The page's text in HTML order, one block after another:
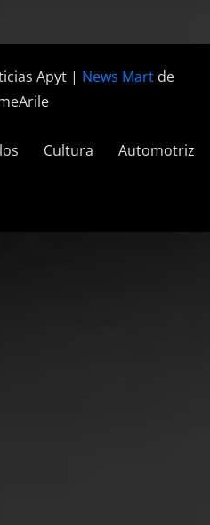
Apyt | News Mart de
Cultura Automotriz